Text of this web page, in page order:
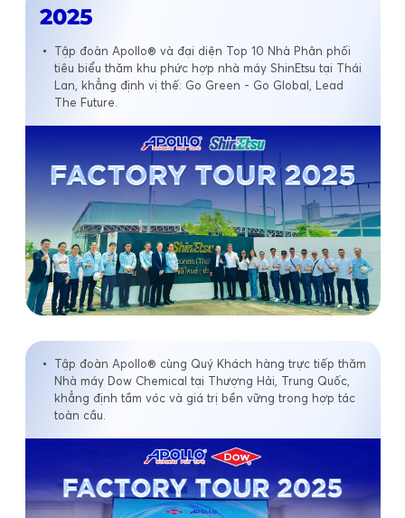
Tập đoàn Apollo® cùng Quý Khách hàng trực tiếp thăm
Nhà máy Dow Chemical tại Thượng Hải, Trung Quốc,
khẳng định tầm vóc và giá trị bền vững trong hợp tác
toàn cầu.
2025
Tập đoàn Apollo® và đại diện Top 10 Nhà Phân phối
tiêu biểu thăm khu phức hợp nhà máy ShinEtsu tại Thái
Lan, khẳng định vị thế: Go Green - Go Global, Lead
The Future.